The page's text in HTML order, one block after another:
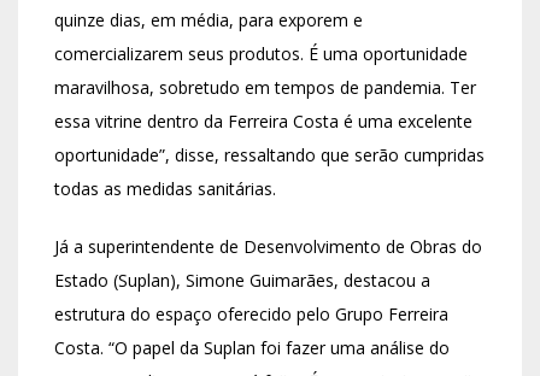
quinze dias, em média, para exporem e
comercializarem seus produtos. É uma oportunidade
maravilhosa, sobretudo em tempos de pandemia. Ter
essa vitrine dentro da Ferreira Costa é uma excelente
oportunidade”, disse, ressaltando que serão cumpridas
todas as medidas sanitárias.
Já a superintendente de Desenvolvimento de Obras do
Estado (Suplan), Simone Guimarães, destacou a
estrutura do espaço oferecido pelo Grupo Ferreira
Costa. “O papel da Suplan foi fazer uma análise do